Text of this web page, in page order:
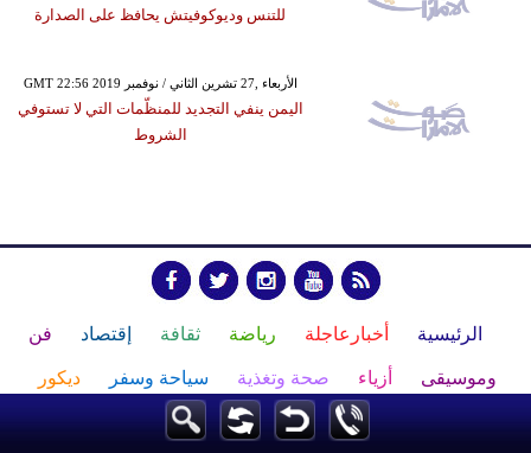
للتنس وديوكوفيتش يحافظ على الصدارة
GMT 22:56 2019 الأربعاء ,27 تشرين الثاني / نوفمبر
اليمن ينفي التجديد للمنظّمات التي لا تستوفي
الشروط
الرئيسية أخبارعاجلة رياضة ثقافة إقتصاد فن
وموسيقى أزياء صحة وتغذية سياحة وسفر ديكور
تعليم مرأة علوم وتكنولوجيا